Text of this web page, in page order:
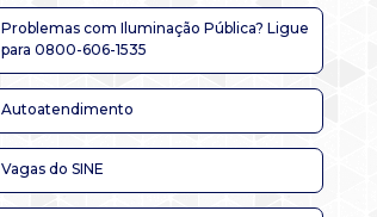
Problemas com Iluminação Pública? Ligue
para 0800-606-1535
Autoatendimento
Vagas do SINE